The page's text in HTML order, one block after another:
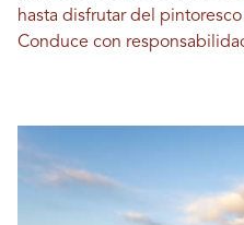
hasta disfrutar del
Conduce con